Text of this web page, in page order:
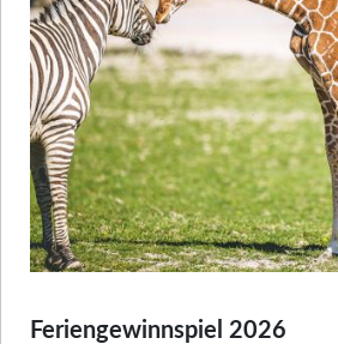
Feriengewinnspiel 2026